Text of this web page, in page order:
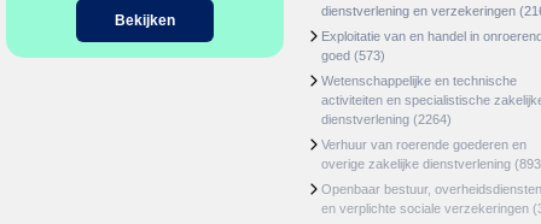
Bekijken
dienstverlening en verzekeringen
Exploitatie van en handel in
goed (573)
Wetenschappelijke en technische
activiteiten en specialistische
dienstverlening (2264)
Verhuur van roerende goederen en
overige zakelijke dienstverlening
Openbaar bestuur, overheidsdiensten
en verplichte sociale verzekeringen